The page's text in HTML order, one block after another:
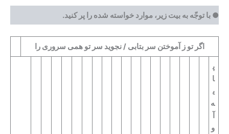
● با توجّه به بیت زیر، موارد خواسته شده را پر کنید.
اگر تو ز آموختن سر بتابی / نجوید سر تو همی سروری را
پ
ا
ی
ه
و